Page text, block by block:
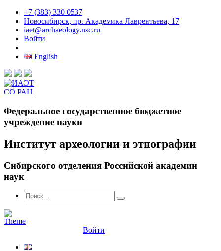
+7 (383) 330 0537
Новосибирск, пр. Академика Лаврентьева, 17
iaet@archaeology.nsc.ru
Войти
English
Федеральное государственное бюджетное
учреждение науки
Институт археологии и этнографии
Сибирского отделения Российской академии
наук
Войти